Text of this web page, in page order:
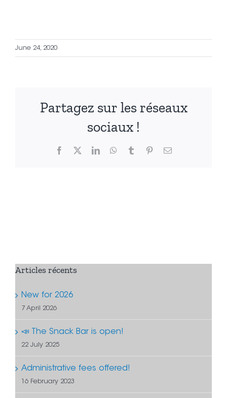
June 24, 2020
Partagez sur les réseaux
sociaux !
Facebook LinkedInWhatsApp
Tumblr PinterestEmail
Articles récents
New for 2026
7 April 2026
📣 The Snack Bar is open!
22 July 2025
Administrative fees offered!
16 February 2023